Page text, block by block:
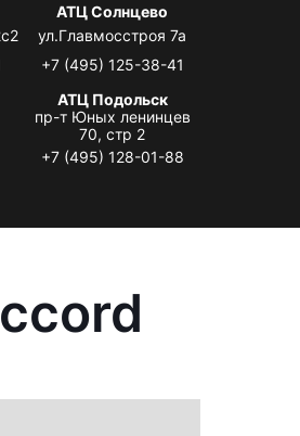
АТЦ Солнцево
ул.Главмосстроя 7а
+7 (495) 125-38-41
АТЦ Подольск
пр-т Юных ленинцев
70, стр 2
+7 (495) 128-01-88